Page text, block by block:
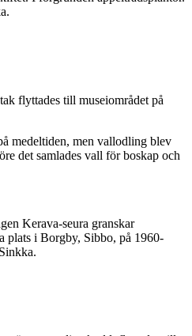
flyttades till museiområdet på
medeltiden, men vallodling blev
det samlades vall för boskap och
Kerava-seura granskar
plats i Borgby, Sibbo, på 1960-